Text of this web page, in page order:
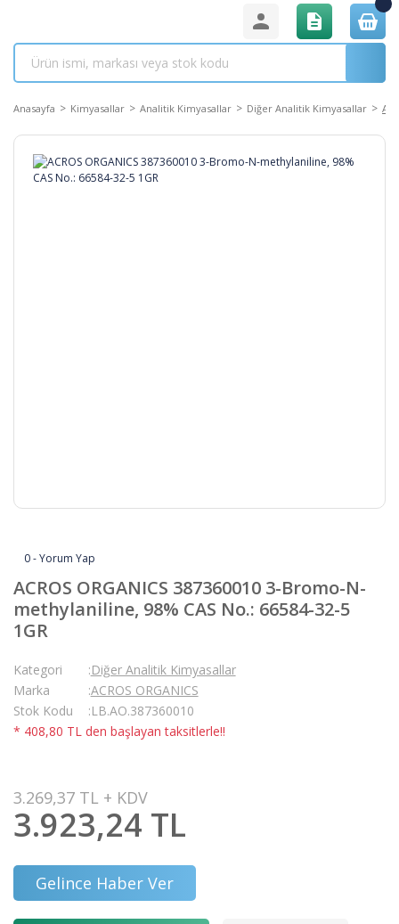
Anasayfa Kimyasallar Analitik Kimyasallar Diğer Analitik Kimyasallar
0 - Yorum Yap
ACROS ORGANICS 387360010 3-Bromo-N-
methylaniline, 98% CAS No.: 66584-32-5
1GR
Kategori
Diğer Analitik Kimyasallar
Marka
ACROS ORGANICS
Stok Kodu
LB.AO.387360010
* 408,80 TL den başlayan taksitlerle!!
3.269,37 TL + KDV
3.923,24 TL
Gelince Haber Ver